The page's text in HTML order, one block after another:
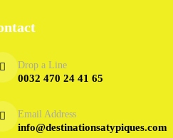
Drop a Line
0032 470 24 41 65
Email Address
info@destinationsatypiques.com